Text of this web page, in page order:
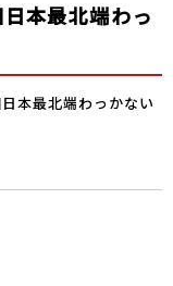
本最北端わっ
本最北端わっかない